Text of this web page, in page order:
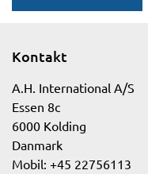
Kontakt
A.H. International A/S
Essen 8c
6000 Kolding
Danmark
Mobil: +45 22756113